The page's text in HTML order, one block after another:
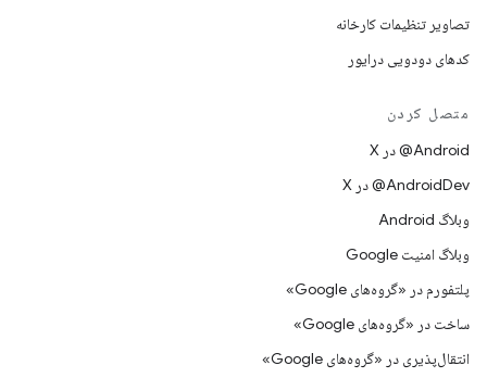
تصاویر تنظیمات کارخانه
کدهای دودویی درایور
متصل کردن
‫‎@Android در X
‫‎@AndroidDev در X
وبلاگ Android
وبلاگ امنیت Google
پلتفورم در «گروه‌های Google»
ساخت در «گروه‌های Google»
انتقال‌پذیری در «گروه‌های Google»